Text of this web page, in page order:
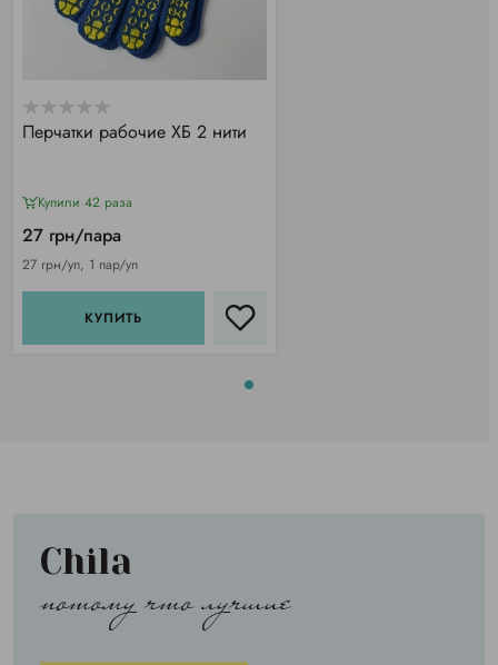
Перчатки рабочие ХБ 2 нити
Купили 42 раза
27 грн/пара
27 грн/уп, 1 пар/уп
КУПИТЬ
Chila
потому что лучшие